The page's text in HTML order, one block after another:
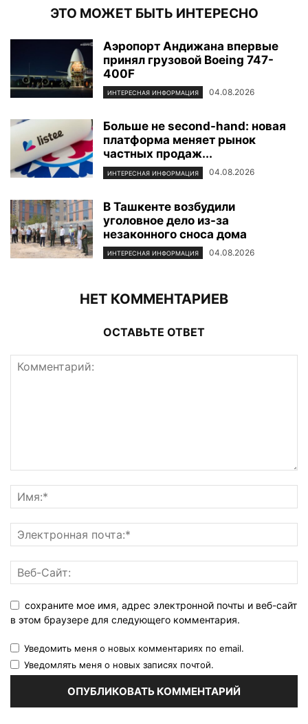
ЭТО МОЖЕТ БЫТЬ ИНТЕРЕСНО
Аэропорт Андижана впервые
принял грузовой Boeing 747-
400F
ИНТЕРЕСНАЯ ИНФОРМАЦИЯ 04.08.2026
Больше не second-hand: новая
платформа меняет рынок
частных продаж...
ИНТЕРЕСНАЯ ИНФОРМАЦИЯ 04.08.2026
В Ташкенте возбудили
уголовное дело из-за
незаконного сноса дома
ИНТЕРЕСНАЯ ИНФОРМАЦИЯ 04.08.2026
НЕТ КОММЕНТАРИЕВ
ОСТАВЬТЕ ОТВЕТ
сохраните мое имя, адрес электронной почты и веб-сайт
в этом браузере для следующего комментария.
Уведомить меня о новых комментариях по email.
Уведомлять меня о новых записях почтой.